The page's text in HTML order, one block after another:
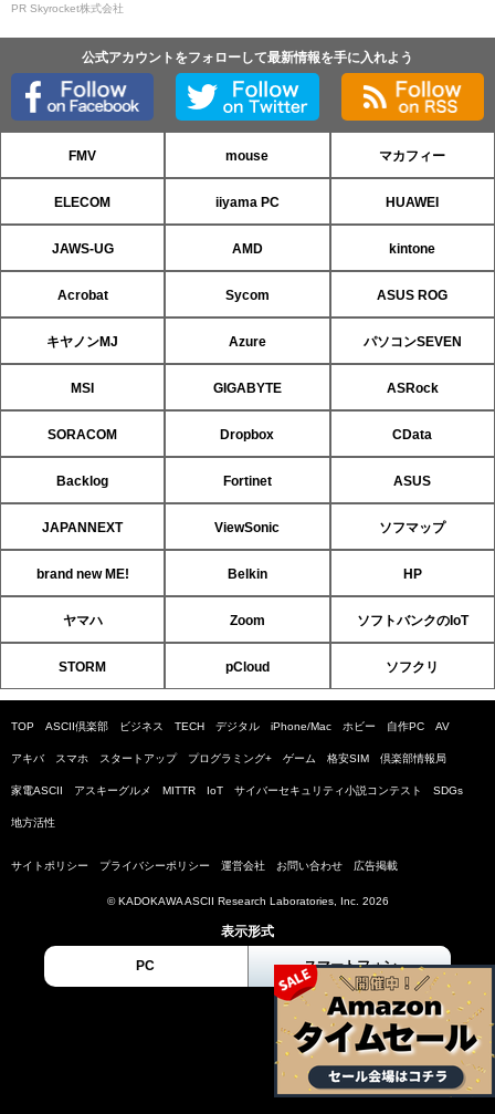
PR Skyrocket株式会社
公式アカウントをフォローして最新情報を手に入れよう
FMV mouse マカフィー
ELECOM iiyama PC HUAWEI
JAWS-UG AMD kintone
Acrobat Sycom ASUS ROG
キヤノンMJ Azure パソコンSEVEN
MSI GIGABYTE ASRock
SORACOM Dropbox CData
Backlog Fortinet ASUS
JAPANNEXT ViewSonic ソフマップ
brand new ME! Belkin HP
ヤマハ Zoom ソフトバンクのIoT
STORM pCloud ソフクリ
TOP ASCII倶楽部 ビジネス TECH デジタル iPhone/Mac ホビー 自作PC AV
アキバ スマホ スタートアップ プログラミング+ ゲーム 格安SIM 倶楽部情報局
家電ASCII アスキーグルメ MITTR IoT サイバーセキュリティ小説コンテスト SDGs
地方活性
サイトポリシー プライバシーポリシー 運営会社 お問い合わせ 広告掲載
© KADOKAWA ASCII Research Laboratories, Inc. 2026
表示形式
PC スマートフォン